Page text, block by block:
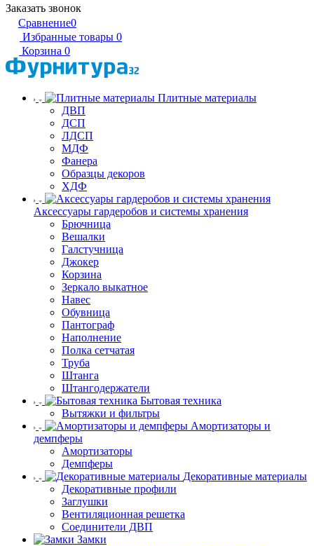
Заказать звонок
Сравнение0
Избранные товары 0
Корзина 0
Плитные материалы
ДВП
ДСП
ЛДСП
МДФ
Фанера
Образцы декоров
ХДФ
Аксессуары гардеробов и системы хранения
Брючница
Вешалки
Галстучница
Джокер
Корзина
Зеркало выкатное
Навес
Обувница
Пантограф
Наполнение
Полка сетчатая
Труба
Штанга
Штангодержатели
Бытовая техника
Вытяжки и фильтры
Амортизаторы и
демпферы
Амортизаторы
Демпферы
Декоративные материалы
Декоративные профили
Заглушки
Вентиляционная решетка
Соединители ДВП
Замки